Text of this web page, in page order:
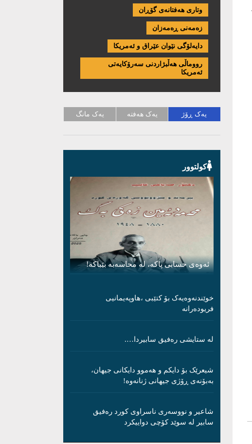
وتاری هەفتانەی گۆڕان
زەمەنی ڕەمەزان
دایەلۆگی نێوان عێراق و ئەمریكا
رووماڵی هەڵبژاردنی سەرۆکایەتی
ئەمریکا
یەک ڕۆژ یەک هەفتە یەک مانگ
کولتوور
ئەوەی حسابی پاکە، لە محاسەبە بێباکە!
خوێندنەوەیەک بۆ کتێبی ،هاوپەیمانیی
فریودەرانە
لە ستایشی رەفیق سابیردا….
شیعرێک بۆ دایکم و ھەموو دایکانی جیھان،
بەبۆنەی ڕۆژی جیھانی ژنانەوە!
شاعیر و نووسەری ناسراوی کورد رەفیق
سابیر لە سوێد کۆچی دواییکرد